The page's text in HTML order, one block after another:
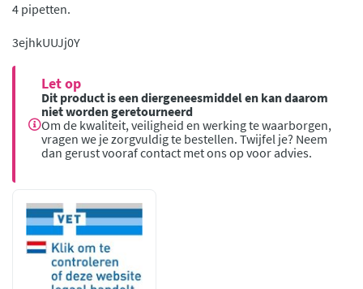
4 pipetten.
3ejhkUUJj0Y
Let op
Dit product is een diergeneesmiddel en kan daarom
niet worden geretourneerd
Om de kwaliteit, veiligheid en werking te waarborgen,
vragen we je zorgvuldig te bestellen. Twijfel je? Neem
dan gerust vooraf contact met ons op voor advies.